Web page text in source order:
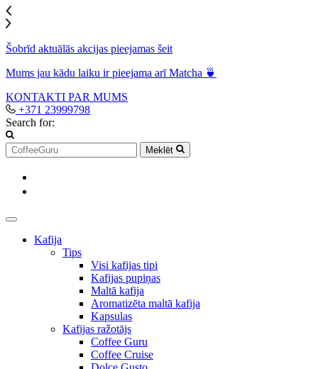
Šobrīd aktuālās akcijas pieejamas šeit
Mums jau kādu laiku ir pieejama arī Matcha 🍵
KONTAKTI PAR MUMS
+371 23999798
Search for:
Meklēt
Kafija
Tips
Visi kafijas tipi
Kafijas pupiņas
Maltā kafija
Aromatizēta maltā kafija
Kapsulas
Kafijas ražotājs
Coffee Guru
Coffee Cruise